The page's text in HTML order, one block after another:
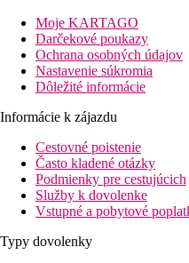
Táto chata v tradicnom
má velkú vlastnú kúpelnu.
Štandard
Táto chata v tradicnom
Apartmán Junior
Šport a zábava
Hostia môžu relaxovat pri
Šnorchlovanie, Potápanie,
Stravovanie
Moje KARTAGO
Darčekové poukazy
Ochrana osobných údajov
Nastavenie súkromia
Dôležité informácie
Informácie k zájazdu
Cestovné poistenie
Často kladené otázky
Podmienky pre cestujúcich
Služby k dovolenke
Vstupné a pobytové
Typy dovolenky